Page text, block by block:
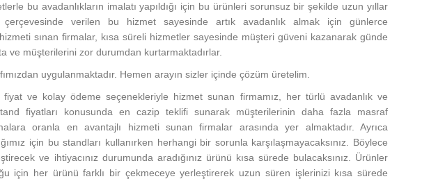
bu avadanlıkların imalatı yapıldığı için bu ürünleri sorunsuz bir şekilde uzun yıllar
çerçevesinde verilen bu hizmet sayesinde artık avadanlık almak için günlerce
sınan firmalar, kısa süreli hizmetler sayesinde müşteri güveni kazanarak günde
ve müşterilerini zor durumdan kurtarmaktadırlar.
uygulanmaktadır. Hemen arayın sizler içinde çözüm üretelim.
ve kolay ödeme seçenekleriyle hizmet sunan firmamız, her türlü avadanlık ve
fiyatları konusunda en cazip teklifi sunarak müşterilerinin daha fazla masraf
oranla en avantajlı hizmeti sunan firmalar arasında yer almaktadır. Ayrıca
için bu standları kullanırken herhangi bir sorunla karşılaşmayacaksınız. Böylece
ve ihtiyacınız durumunda aradığınız ürünü kısa sürede bulacaksınız. Ürünler
için her ürünü farklı bir çekmeceye yerleştirerek uzun süren işlerinizi kısa sürede